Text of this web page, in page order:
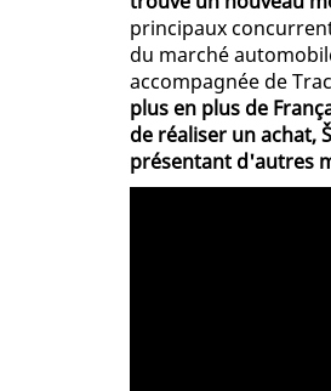
principaux
du marché
accompagnée de
plus en plus de
de réaliser un achat,
présentant d'autres